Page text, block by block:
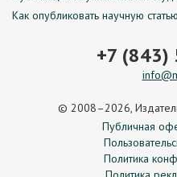
Как опубликовать научную
+7 (843)
© 2008–2026,
Публичная
Политика